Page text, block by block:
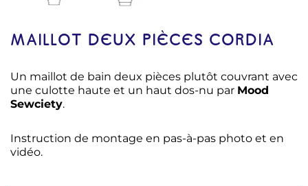
MAILLOT DEUX PIÈCES CORDIA
Un maillot de bain deux pièces plutôt couvrant avec
une culotte haute et un haut dos-nu par Mood
Sewciety.
Instruction de montage en pas-à-pas photo et en
vidéo.